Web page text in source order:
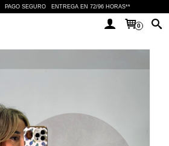
PAGO SEGURO ENTREGA EN 72/96 HORAS**
0